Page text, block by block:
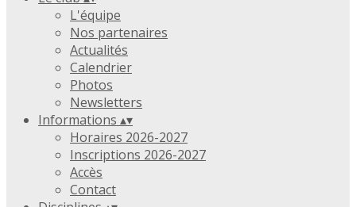
L'équipe
Nos partenaires
Actualités
Calendrier
Photos
Newsletters
Informations ▴▾
Horaires 2026-2027
Inscriptions 2026-2027
Accès
Contact